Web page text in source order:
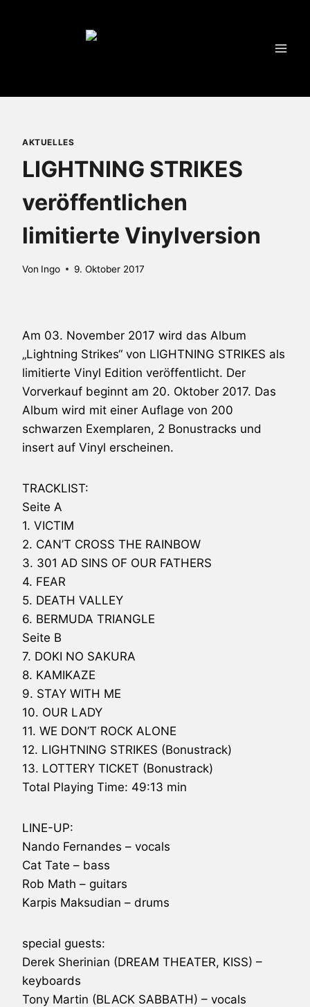
AKTUELLES
LIGHTNING STRIKES
veröffentlichen
limitierte Vinylversion
Von Ingo 9. Oktober 2017
Am 03. November 2017 wird das Album
„Lightning Strikes“ von LIGHTNING STRIKES als
limitierte Vinyl Edition veröffentlicht. Der
Vorverkauf beginnt am 20. Oktober 2017. Das
Album wird mit einer Auflage von 200
schwarzen Exemplaren, 2 Bonustracks und
insert auf Vinyl erscheinen.
TRACKLIST:
Seite A
1. VICTIM
2. CAN’T CROSS THE RAINBOW
3. 301 AD SINS OF OUR FATHERS
4. FEAR
5. DEATH VALLEY
6. BERMUDA TRIANGLE
Seite B
7. DOKI NO SAKURA
8. KAMIKAZE
9. STAY WITH ME
10. OUR LADY
11. WE DON’T ROCK ALONE
12. LIGHTNING STRIKES (Bonustrack)
13. LOTTERY TICKET (Bonustrack)
Total Playing Time: 49:13 min
LINE-UP:
Nando Fernandes – vocals
Cat Tate – bass
Rob Math – guitars
Karpis Maksudian – drums
special guests:
Derek Sherinian (DREAM THEATER, KISS) –
keyboards
Tony Martin (BLACK SABBATH) – vocals